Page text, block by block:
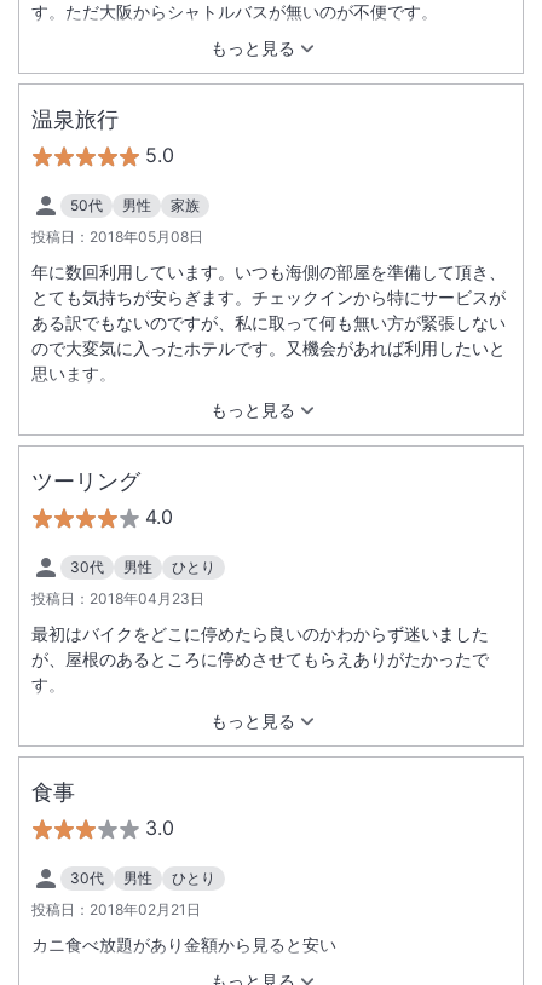
もっと見る
す。ただ大阪からシャトルバスが無いのが不便です。
温泉旅行
5.0
50代 男性
家族
投稿日： 2018年05月08日
もっと見る
年に数回利用しています。いつも海側の部屋を準備して頂き、
とても気持ちが安らぎます。チェックインから特にサービスが
ある訳でもないのですが、私に取って何も無い方が緊張しない
ので大変気に入ったホテルです。又機会があれば利用したいと
思います。
ツーリング
4.0
30代 男性
ひとり
投稿日： 2018年04月23日
もっと見る
最初はバイクをどこに停めたら良いのかわからず迷いました
が、屋根のあるところに停めさせてもらえありがたかったで
す。
食事
3.0
30代 男性
ひとり
投稿日： 2018年02月21日
もっと見る
カニ食べ放題があり金額から見ると安い